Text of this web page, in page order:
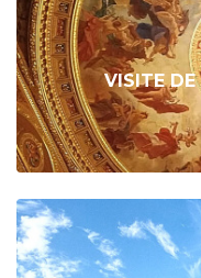
VISITE DE